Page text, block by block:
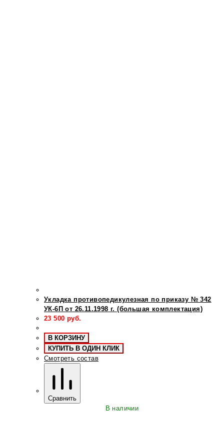
Укладка противопедикулезная по приказу № 342
УК-6П от 26.11.1998 г. (большая комплектация)
23 500 руб.
В КОРЗИНУ
КУПИТЬ В ОДИН КЛИК
Смотреть состав
Сравнить
В наличии